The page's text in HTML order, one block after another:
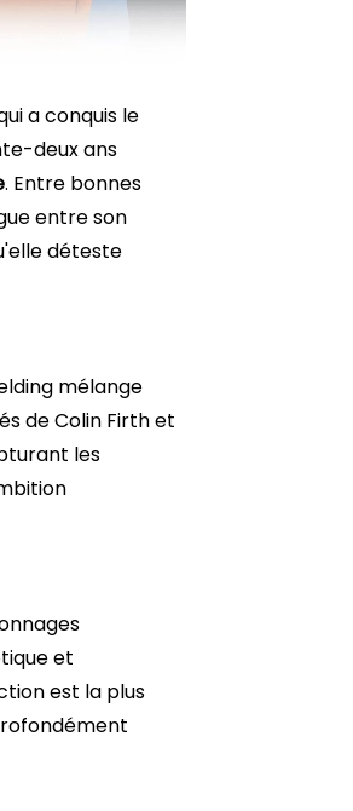
a conquis le
deux ans
. Entre bonnes
entre son
déteste
mélange
de Colin Firth et
les
et
est la plus